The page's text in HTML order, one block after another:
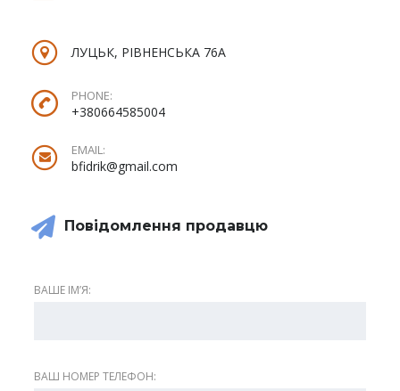
ЛУЦЬК, РІВНЕНСЬКА 76А
PHONE:
+380664585004
EMAIL:
bfidrik@gmail.com
Повідомлення продавцю
ВАШЕ ІМʼЯ:
ВАШ НОМЕР ТЕЛЕФОН: